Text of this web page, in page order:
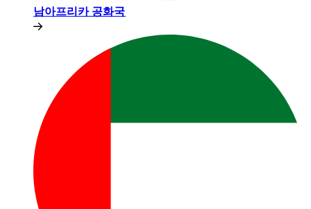
남아프리카 공화국​​